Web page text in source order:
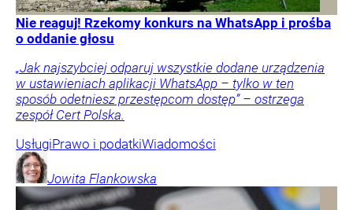
Nie reaguj! Rzekomy konkurs na WhatsApp i prośba
o oddanie głosu
„Jak najszybciej odparuj wszystkie dodane urządzenia
w ustawieniach aplikacji WhatsApp – tylko w ten
sposób odetniesz przestępcom dostęp” – ostrzega
zespół Cert Polska.
UsługiPrawo i podatkiWiadomości
Jowita Flankowska